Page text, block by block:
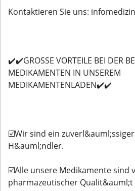
Kontaktieren Sie uns:
✔️✔️GROSSE VORTEILE BEI ​​DER
MEDIKAMENTEN IN UNSEREM
MEDIKAMENTENLADEN✔️✔️
☑️Wir sind ein
H&auml;ndler.
☑️Alle unsere Medikamente sind
pharmazeutischer Qualit&auml;t